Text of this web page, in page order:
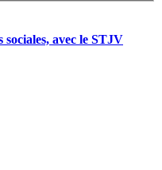
avec le STJV